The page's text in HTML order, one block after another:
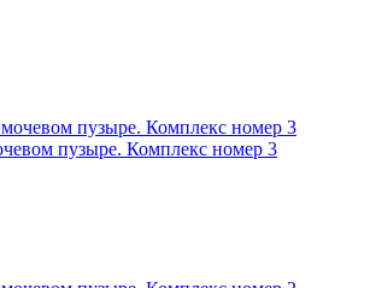
пузыре. Комплекс номер 3